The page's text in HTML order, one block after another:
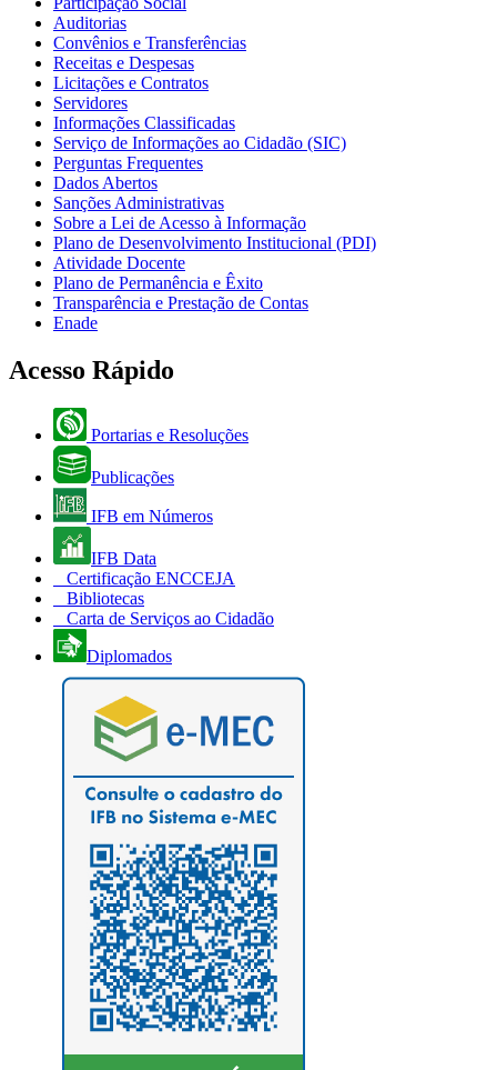
Auditorias
Convênios e Transferências
Receitas e Despesas
Licitações e Contratos
Servidores
Informações Classificadas
Serviço de Informações ao Cidadão (SIC)
Perguntas Frequentes
Dados Abertos
Sanções Administrativas
Sobre a Lei de Acesso à Informação
Plano de Desenvolvimento Institucional (PDI)
Atividade Docente
Plano de Permanência e Êxito
Transparência e Prestação de Contas
Enade
Acesso Rápido
Portarias e Resoluções
Publicações
IFB em Números
IFB Data
Certificação ENCCEJA
Bibliotecas
Carta de Serviços ao Cidadão
Diplomados